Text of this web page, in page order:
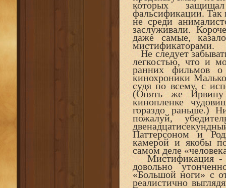
которых
фальсификации. Так
не среди
заслуживали.
даже самые,
мистификаторами.
Не следует
легкостью, что и
ранних фильмов о
кинохроники
судя по всему, с
(Опять же Ирвину
кинопленке
гораздо раньше.)
пожалуй,
Паттерсоном и
камерой и якобы
самом деле
Мистификация -
довольно
«Большой ноги» с
реалистично